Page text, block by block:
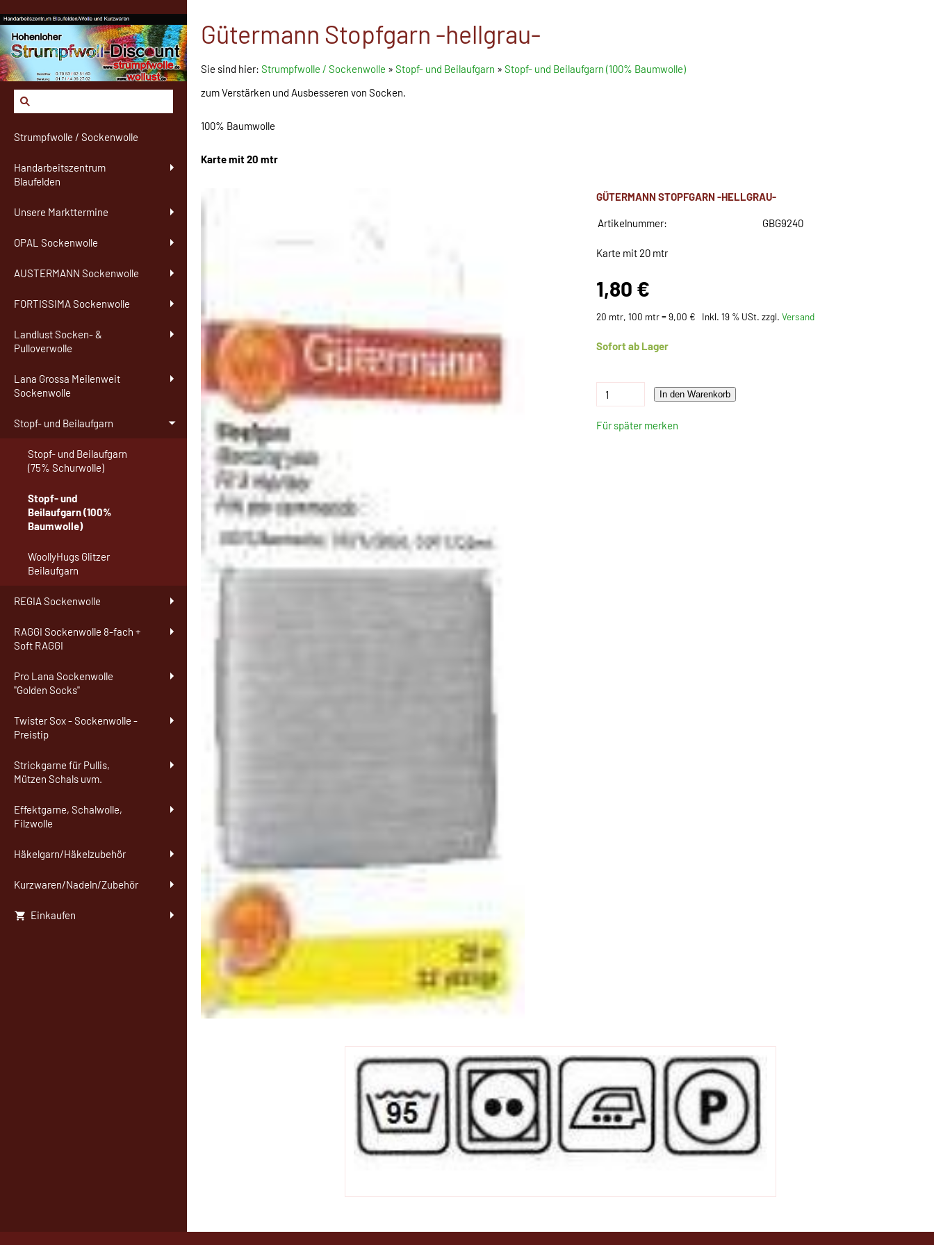
Strumpfwolle / Sockenwolle
Handarbeitszentrum
Blaufelden
Unsere Markttermine
OPAL Sockenwolle
AUSTERMANN Sockenwolle
FORTISSIMA Sockenwolle
Landlust Socken- &
Pulloverwolle
Lana Grossa Meilenweit
Sockenwolle
Stopf- und Beilaufgarn
Stopf- und Beilaufgarn
(75% Schurwolle)
Stopf- und
Beilaufgarn (100%
Baumwolle)
WoollyHugs Glitzer
Beilaufgarn
REGIA Sockenwolle
RAGGI Sockenwolle 8-fach +
Soft RAGGI
Pro Lana Sockenwolle
"Golden Socks"
Twister Sox - Sockenwolle -
Preistip
Strickgarne für Pullis,
Mützen Schals uvm.
Effektgarne, Schalwolle,
Filzwolle
Häkelgarn/Häkelzubehör
Kurzwaren/Nadeln/Zubehör
Einkaufen
Gütermann Stopfgarn -hellgrau-
Sie sind hier: Strumpfwolle / Sockenwolle » Stopf- und Beilaufgarn » Stopf- und Beilaufgarn (100% Baumwolle)
zum Verstärken und Ausbesseren von Socken.
100% Baumwolle
Karte mit 20 mtr
GÜTERMANN STOPFGARN -HELLGRAU-
Artikelnummer: GBG9240
Karte mit 20 mtr
1,80 €
20 mtr, 100 mtr = 9,00 € Inkl. 19 % USt. zzgl.Versand
Sofort ab Lager
In den Warenkorb
Für später merken